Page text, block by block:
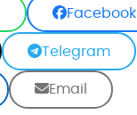
Facebook
Telegram
Email